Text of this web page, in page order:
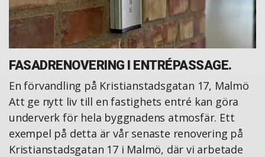
FASADRENOVERING I ENTRÉPASSAGE.
En förvandling på Kristianstadsgatan 17, Malmö
Att ge nytt liv till en fastighets entré kan göra
underverk för hela byggnadens atmosfär. Ett
exempel på detta är vår senaste renovering på
Kristianstadsgatan 17 i Malmö, där vi arbetade